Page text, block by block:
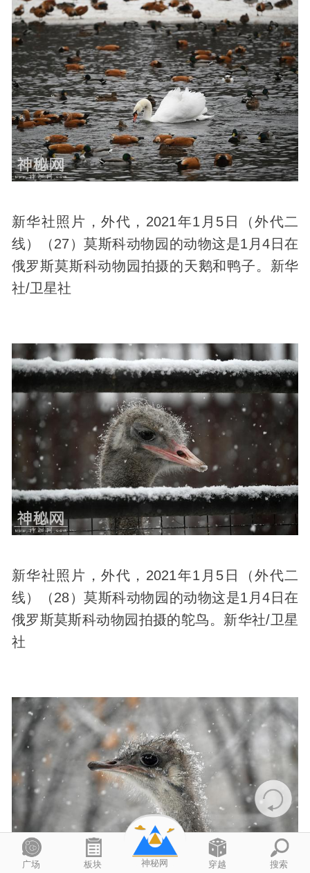
新华社照片，外代，2021年1月5日（外代二
线）（27）莫斯科动物园的动物这是1月4日在
俄罗斯莫斯科动物园拍摄的天鹅和鸭子。新华
社/卫星社
新华社照片，外代，2021年1月5日（外代二
线）（28）莫斯科动物园的动物这是1月4日在
俄罗斯莫斯科动物园拍摄的鸵鸟。新华社/卫星
社
广场 板块 神秘网 穿越 搜索